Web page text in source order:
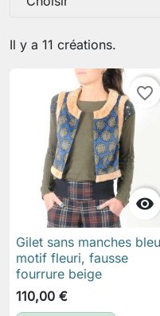
Il y a 11 créations.

favorite_border
Gilet sans manches bleu
motif fleuri, fausse
fourrure beige
110,00 €